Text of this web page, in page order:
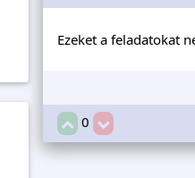
Ezeket a feladatokat
0